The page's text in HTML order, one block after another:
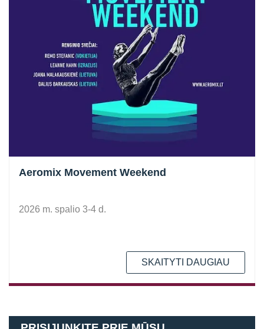
Aeromix Movement Weekend
2026 m. spalio 3-4 d.
SKAITYTI DAUGIAU